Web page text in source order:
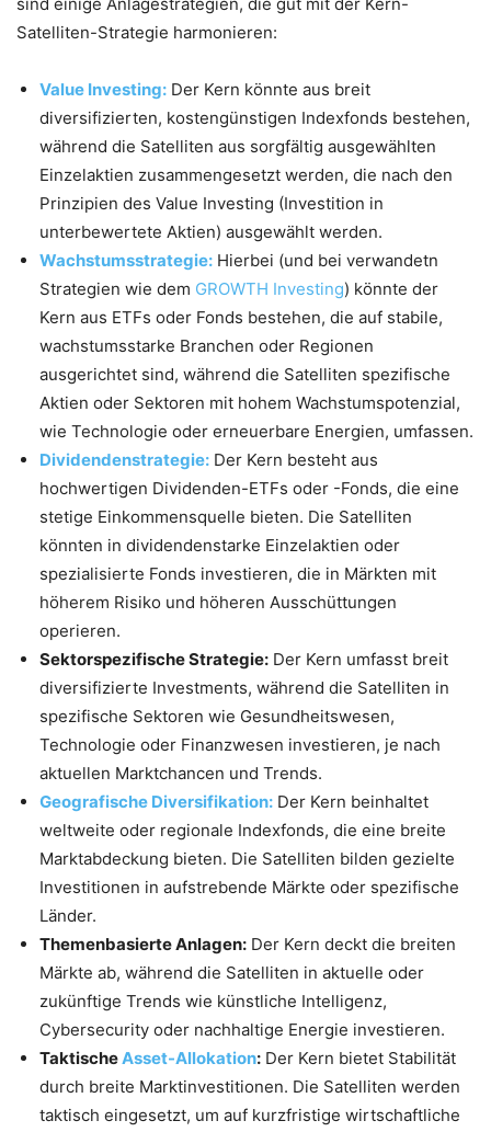
Satelliten-Strategie harmonieren:
Value Investing: Der Kern könnte aus breit
diversifizierten, kostengünstigen Indexfonds bestehen,
während die Satelliten aus sorgfältig ausgewählten
Einzelaktien zusammengesetzt werden, die nach den
Prinzipien des Value Investing (Investition in
unterbewertete Aktien) ausgewählt werden.
Wachstumsstrategie: Hierbei (und bei verwandetn
Strategien wie dem GROWTH Investing) könnte der
Kern aus ETFs oder Fonds bestehen, die auf stabile,
wachstumsstarke Branchen oder Regionen
ausgerichtet sind, während die Satelliten spezifische
Aktien oder Sektoren mit hohem Wachstumspotenzial,
wie Technologie oder erneuerbare Energien, umfassen.
Dividendenstrategie: Der Kern besteht aus
hochwertigen Dividenden-ETFs oder -Fonds, die eine
stetige Einkommensquelle bieten. Die Satelliten
könnten in dividendenstarke Einzelaktien oder
spezialisierte Fonds investieren, die in Märkten mit
höherem Risiko und höheren Ausschüttungen
operieren.
Sektorspezifische Strategie: Der Kern umfasst breit
diversifizierte Investments, während die Satelliten in
spezifische Sektoren wie Gesundheitswesen,
Technologie oder Finanzwesen investieren, je nach
aktuellen Marktchancen und Trends.
Geografische Diversifikation: Der Kern beinhaltet
weltweite oder regionale Indexfonds, die eine breite
Marktabdeckung bieten. Die Satelliten bilden gezielte
Investitionen in aufstrebende Märkte oder spezifische
Länder.
Themenbasierte Anlagen: Der Kern deckt die breiten
Märkte ab, während die Satelliten in aktuelle oder
zukünftige Trends wie künstliche Intelligenz,
Cybersecurity oder nachhaltige Energie investieren.
TaktischeAsset-Allokation: Der Kern bietet Stabilität
durch breite Marktinvestitionen. Die Satelliten werden
taktisch eingesetzt, um auf kurzfristige wirtschaftliche